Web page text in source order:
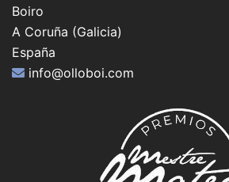
Boiro
A Coruña (Galicia)
España
info@olloboi.com